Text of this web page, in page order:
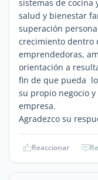
sistemas de cocina
salud y bienestar
superación
crecimiento dentro
emprendedoras,
orientación a
fin de que pueda
su propio negocio
empresa.
Agradezco su
Reaccionar